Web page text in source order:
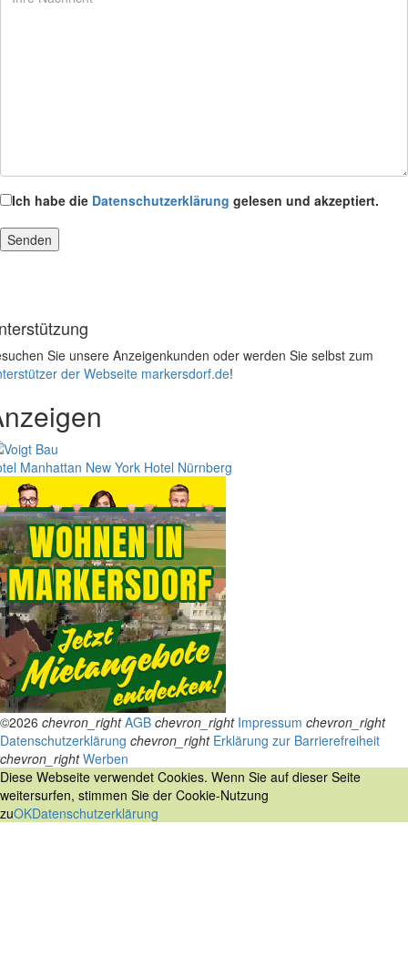
Ich habe die Datenschutzerklärung gelesen und akzeptiert.
Sie unsere Anzeigenkunden oder werden Sie selbst zum
der Webseite markersdorf.de!
Manhattan New York Hotel Nürnberg
©2026 chevron_right AGB chevron_right Impressum chevron_right
Datenschutzerklärung chevron_right Erklärung zur Barrierefreiheit
chevron_right Werben
Diese Webseite verwendet Cookies. Wenn Sie auf dieser Seite
weitersurfen, stimmen Sie der Cookie-Nutzung
zuOKDatenschutzerklärung